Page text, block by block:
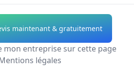
à Chaleur Alpes-de-
Haute-Provence
maintenant & gratuitement
mon entreprise sur cette page
légales